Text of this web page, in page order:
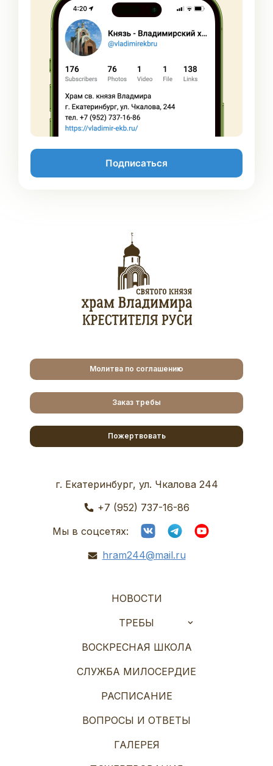
Подписаться
Молитва по соглашению
Заказ требы
Пожертвовать
г. Екатеринбург, ул. Чкалова 244
+7 (952) 737-16-86
Мы в соцсетях:
hram244@mail.ru
НОВОСТИ
ТРЕБЫ
ВОСКРЕСНАЯ ШКОЛА
СЛУЖБА МИЛОСЕРДИЕ
РАСПИСАНИЕ
ВОПРОСЫ И ОТВЕТЫ
ГАЛЕРЕЯ